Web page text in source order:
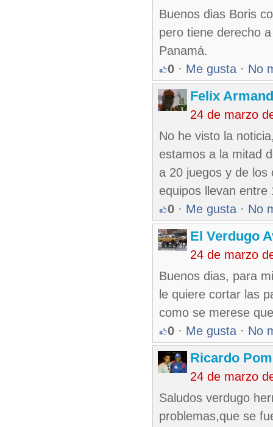
Buenos dias Boris
pero tiene derecho
Panamá.
0 · Me gusta · No
Felix
24 de marzo
No he visto la
estamos a la mitad
a 20 juegos y de los
equipos llevan
0 · Me gusta · No
El Verdugo
24 de marzo
Buenos dias, para
le quiere cortar las
como se merese
0 · Me gusta · No
Ricardo
24 de marzo
Saludos verdugo
problemas,que se